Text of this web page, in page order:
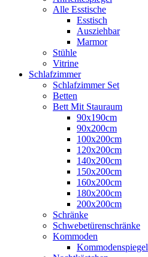
Alle Esstische
Esstisch
Ausziehbar
Marmor
Stühle
Vitrine
Schlafzimmer
Schlafzimmer Set
Betten
Bett Mit Stauraum
90x190cm
90x200cm
100x200cm
120x200cm
140x200cm
150x200cm
160x200cm
180x200cm
200x200cm
Schränke
Schwebetürenschränke
Kommoden
Kommodenspiegel